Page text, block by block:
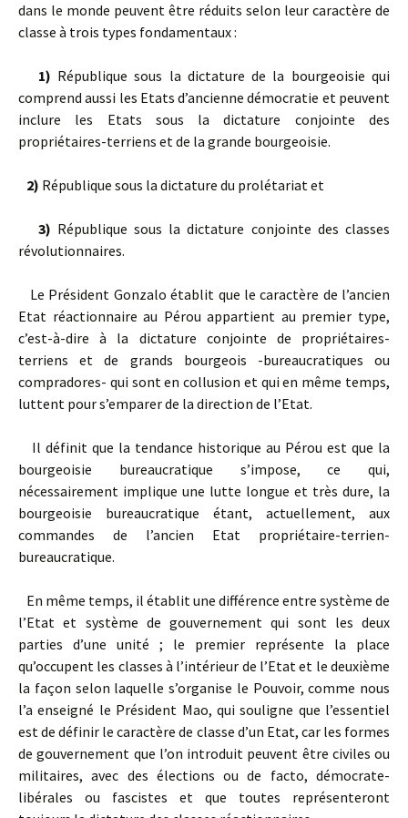
dans le monde peuvent être réduits selon leur caractère de
classe à trois types fondamentaux :
1) République sous la dictature de la bourgeoisie qui
comprend aussi les Etats d’ancienne démocratie et peuvent
inclure les Etats sous la dictature conjointe des
propriétaires-terriens et de la grande bourgeoisie.
2) République sous la dictature du prolétariat et
3) République sous la dictature conjointe des classes
révolutionnaires.
Le Président Gonzalo établit que le caractère de l’ancien
Etat réactionnaire au Pérou appartient au premier type,
c’est-à-dire à la dictature conjointe de propriétaires-
terriens et de grands bourgeois -bureaucratiques ou
compradores- qui sont en collusion et qui en même temps,
luttent pour s’emparer de la direction de l’Etat.
Il définit que la tendance historique au Pérou est que la
bourgeoisie bureaucratique s’impose, ce qui,
nécessairement implique une lutte longue et très dure, la
bourgeoisie bureaucratique étant, actuellement, aux
commandes de l’ancien Etat propriétaire-terrien-
bureaucratique.
En même temps, il établit une différence entre système de
l’Etat et système de gouvernement qui sont les deux
parties d’une unité ; le premier représente la place
qu’occupent les classes à l’intérieur de l’Etat et le deuxième
la façon selon laquelle s’organise le Pouvoir, comme nous
l’a enseigné le Président Mao, qui souligne que l’essentiel
est de définir le caractère de classe d’un Etat, car les formes
de gouvernement que l’on introduit peuvent être civiles ou
militaires, avec des élections ou de facto, démocrate-
libérales ou fascistes et que toutes représenteront